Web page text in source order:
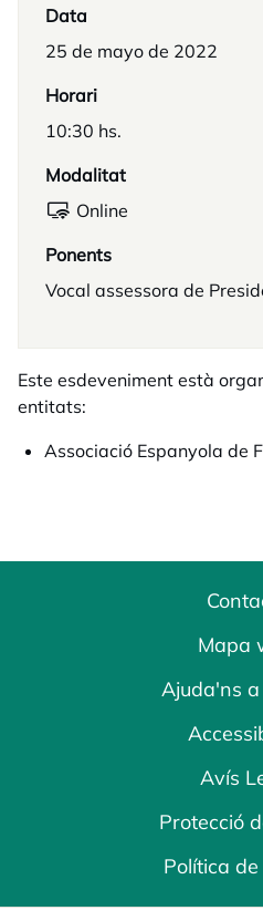
Data
25 de mayo de 2022
Horari
10:30 hs.
Modalitat
Online
Ponents
Vocal assessora de
Este esdeveniment està
entitats:
Associació Espanyola de
Mapa
Ajuda'ns
Avís
Protecció
Política de